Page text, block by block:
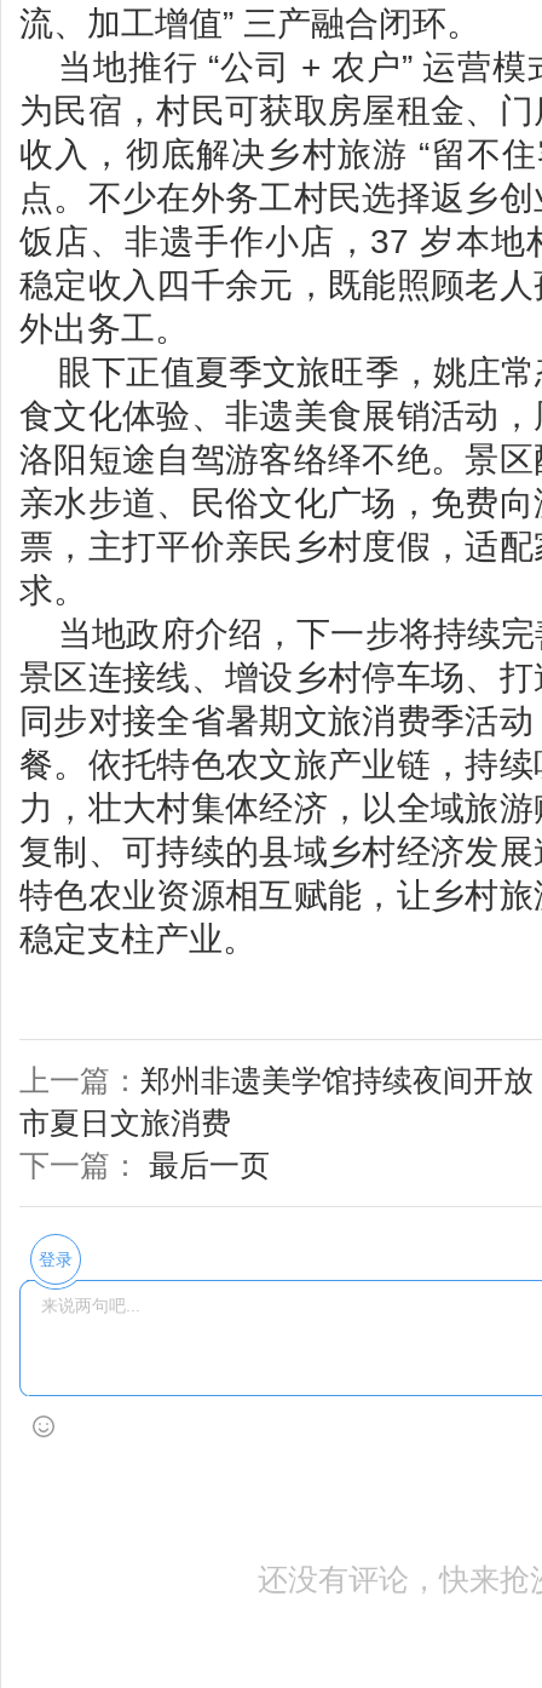
流、加工增值” 三产融合闭环。
当地推行 “公司 + 农户” 运营
为民宿，村民可获取房屋租金、
收入，彻底解决乡村旅游 “留不
点。不少在外务工村民选择返乡
饭店、非遗手作小店，37 岁本地
稳定收入四千余元，既能照顾老
外出务工。
眼下正值夏季文旅旺季，姚庄
食文化体验、非遗美食展销活动
洛阳短途自驾游客络绎不绝。景
亲水步道、民俗文化广场，免费
票，主打平价亲民乡村度假，适
求。
当地政府介绍，下一步将持续
景区连接线、增设乡村停车场、
同步对接全省暑期文旅消费季活
餐。依托特色农文旅产业链，持
力，壮大村集体经济，以全域旅
复制、可持续的县域乡村经济发
特色农业资源相互赋能，让乡村
稳定支柱产业。
上一篇： 郑州非遗美学馆持续夜间开
市夏日文旅消费
下一篇： 最后一页
登录
还没有评论，快来抢